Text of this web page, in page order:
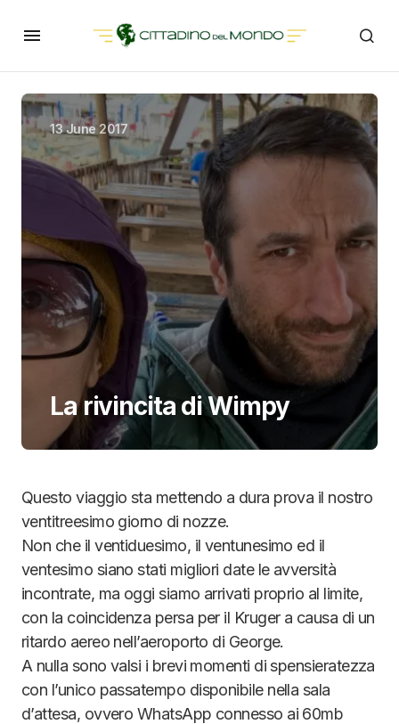
13 June 2017
La rivincita di Wimpy
Questo viaggio sta mettendo a dura prova il nostro
ventitreesimo giorno di nozze.
Non che il ventiduesimo, il ventunesimo ed il
ventesimo siano stati migliori date le avversità
incontrate, ma oggi siamo arrivati proprio al limite,
con la coincidenza persa per il Kruger a causa di un
ritardo aereo nell’aeroporto di George.
A nulla sono valsi i brevi momenti di spensieratezza
con l’unico passatempo disponibile nella sala
d’attesa, ovvero WhatsApp connesso ai 60mb